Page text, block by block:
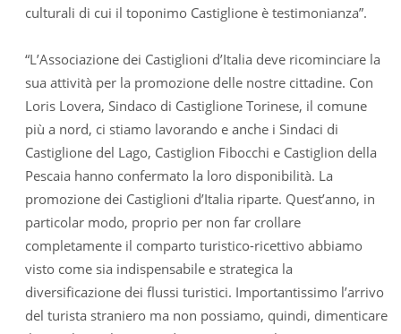
culturali di cui il toponimo Castiglione è testimonianza”.
“L’Associazione dei Castiglioni d’Italia deve ricominciare la
sua attività per la promozione delle nostre cittadine. Con
Loris Lovera, Sindaco di Castiglione Torinese, il comune
più a nord, ci stiamo lavorando e anche i Sindaci di
Castiglione del Lago, Castiglion Fibocchi e Castiglion della
Pescaia hanno confermato la loro disponibilità. La
promozione dei Castiglioni d’Italia riparte. Quest’anno, in
particolar modo, proprio per non far crollare
completamente il comparto turistico-ricettivo abbiamo
visto come sia indispensabile e strategica la
diversificazione dei flussi turistici. Importantissimo l’arrivo
del turista straniero ma non possiamo, quindi, dimenticare